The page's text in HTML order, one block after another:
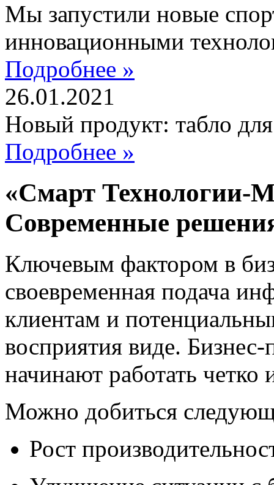
Мы запустили новые
инновационными
Подробнее »
26.01.2021
Новый продукт: табло
Подробнее »
«Смарт Технологии-
Современные
Ключевым фактором в
своевременная подача
клиентам и
восприятия виде.
начинают работать четко
Можно добиться
Рост